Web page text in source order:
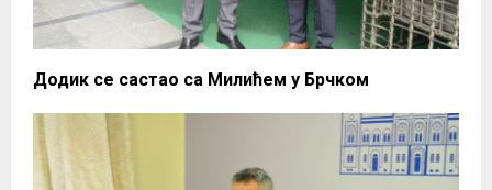
Додик се састао са Милићем у Брчком